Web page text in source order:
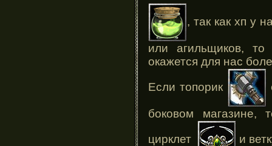
, так как хп у
или агильщиков,
окажется для нас
Если топорик
боковом магазине,
цирклет и